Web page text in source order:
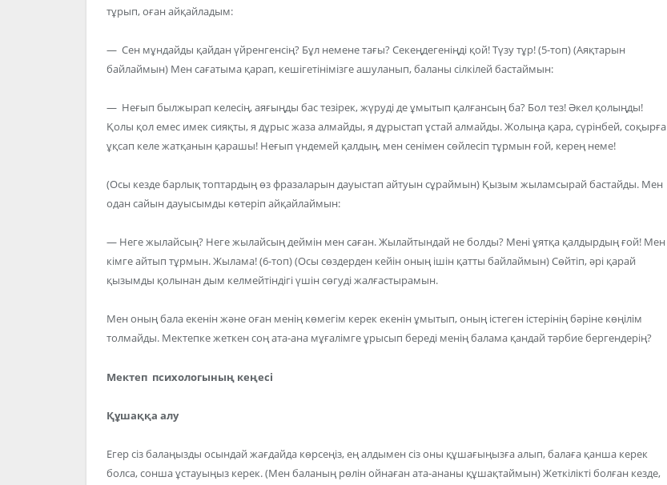
тұрып, оған айқайладым:
— Сен мұндайды қайдан үйренгенсің? Бұл немене тағы? Секеңдегеніңді қой! Түзу тұр! (5-топ) (Аяқтарын
байлаймын) Мен сағатыма қарап, кешігетінімізге ашуланып, баланы сілкілей бастаймын:
— Неғып былжырап келесің, аяғыңды бас тезірек, жүруді де ұмытып қалғансың ба? Бол тез! Әкел қолыңды!
Қолы қол емес имек сияқты, я дұрыс жаза алмайды, я дұрыстап ұстай алмайды. Жолыңа қара, сүрінбей, соқырға
ұқсап келе жатқанын қарашы! Неғып үндемей қалдың, мен сенімен сөйлесіп тұрмын ғой, керең неме!
(Осы кезде барлық топтардың өз фразаларын дауыстап айтуын сұраймын) Қызым жыламсырай бастайды. Мен
одан сайын дауысымды көтеріп айқайлаймын:
— Неге жылайсың? Неге жылайсың деймін мен саған. Жылайтындай не болды? Мені ұятқа қалдырдың ғой! Мен
кімге айтып тұрмын. Жылама! (6-топ) (Осы сөздерден кейін оның ішін қатты байлаймын) Сөйтіп, әрі қарай
қызымды қолынан дым келмейтіндігі үшін сөгуді жалғастырамын.
Мен оның бала екенін және оған менің көмегім керек екенін ұмытып, оның істеген істерінің бәріне көңілім
толмайды. Мектепке жеткен соң ата-ана мұғалімге ұрысып береді менің балама қандай тәрбие бергендерің?
Мектеп психологының кеңесі
Құшаққа алу
Егер сіз балаңызды осындай жағдайда көрсеңіз, ең алдымен сіз оны құшағыңызға алып, балаға қанша керек
болса, сонша ұстауыңыз керек. (Мен баланың рөлін ойнаған ата-ананы құшақтаймын) Жеткілікті болған кезде,